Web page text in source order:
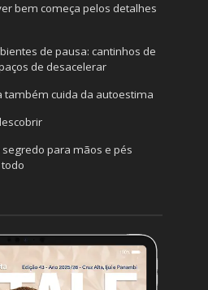
bem começa pelos detalhes
de pausa: cantinhos de
de desacelerar
também cuida da autoestima
para mãos e pés